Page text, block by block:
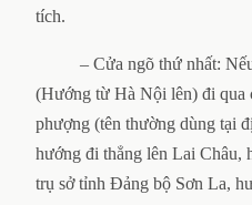
tích.
– Cửa ngõ thứ nhất: Nếu
(Hướng từ Hà Nội lên) đi qua
phượng (tên thường dùng tại
hướng đi thẳng lên Lai Châu,
trụ sở tỉnh Đảng bộ Sơn La,